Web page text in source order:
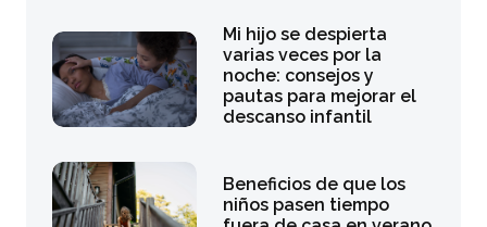
Mi hijo se despierta
varias veces por la
noche: consejos y
pautas para mejorar el
descanso infantil
Beneficios de que los
niños pasen tiempo